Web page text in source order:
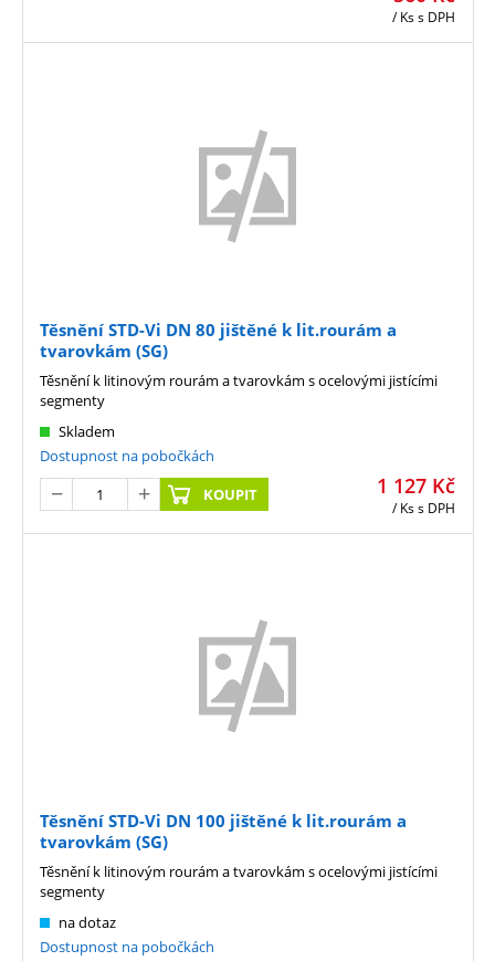
/ Kss DPH
Těsnění STD-Vi DN 80 jištěné k lit.rourám a
tvarovkám (SG)
1 127 Kč
/ Kss DPH
Skladem
Dostupnost na pobočkách
KOUPIT
Těsnění k litinovým rourám a tvarovkám s ocelovými jistícími
segmenty
Těsnění STD-Vi DN 100 jištěné k lit.rourám a
tvarovkám (SG)
na dotaz
Dostupnost na pobočkách
Těsnění k litinovým rourám a tvarovkám s ocelovými jistícími
segmenty